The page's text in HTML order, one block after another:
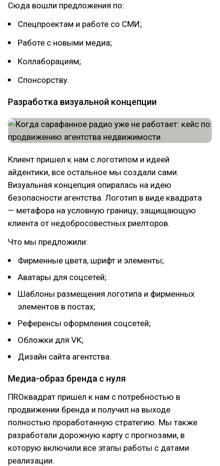
Сюда вошли предложения по:
Спецпроектам и работе со СМИ;
Работе с новыми медиа;
Коллаборациям;
Спонсорству.
Разработка визуальной концепции
Клиент пришел к нам с логотипом и идеей
айдентики, все остальное мы создали сами.
Визуальная концепция опиралась на идею
безопасности агентства. Логотип в виде квадрата
— метафора на условную границу, защищающую
клиента от недобросовестных риелторов.
Что мы предложили:
Фирменные цвета, шрифт и элементы;
Аватары для соцсетей;
Шаблоны размещения логотипа и фирменных
элементов в постах;
Референсы оформления соцсетей;
Обложки для VK;
Дизайн сайта агентства.
Медиа-образ бренда с нуля
ПROквадрат пришел к нам с потребностью в
продвижении бренда и получил на выходе
полностью проработанную стратегию. Мы также
разработали дорожную карту с прогнозами, в
которую включили все этапы работы с датами
реализации.